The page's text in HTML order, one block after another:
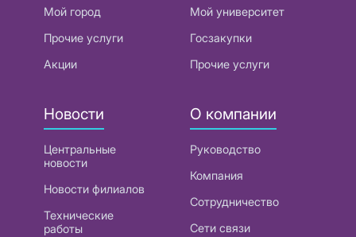
Мой город
Прочие услуги
Акции
Мой университет
Госзакупки
Прочие услуги
Новости
Центральные
новости
Новости филиалов
Технические
работы
О компании
Руководство
Компания
Сотрудничество
Сети связи